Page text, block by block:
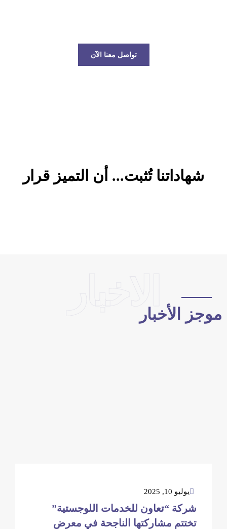
تواصل معنا الآن
شهاداتنا تُثبت... أن التميز قرار
الأخبار
يوليو 10, 2025
شركة “تعاون للخدمات اللوجستية”
تختتم مشاركتها الناجحة في معرض